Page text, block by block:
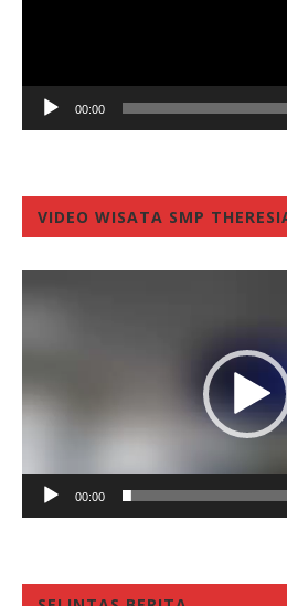
00:00
VIDEO WISATA SMP
00:00